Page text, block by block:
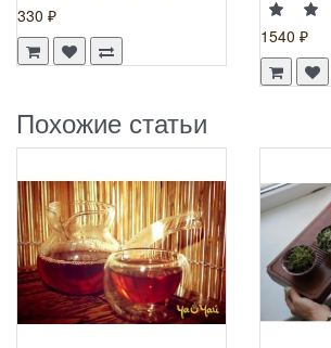
330 ₽
1540 ₽
Похожие статьи